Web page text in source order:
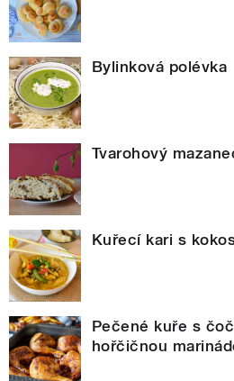
Bylinková polévka
Tvarohový
Kuřecí kari s
Pečené kuře s
hořčičnou